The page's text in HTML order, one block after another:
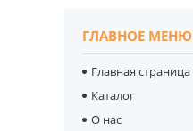
ГЛАВНОЕ МЕНЮ
Главная страница
Каталог
О нас